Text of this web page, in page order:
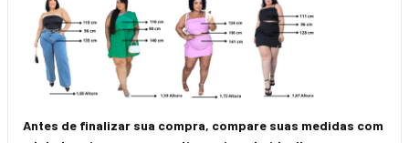
Antes de finalizar sua compra, compare suas medidas com